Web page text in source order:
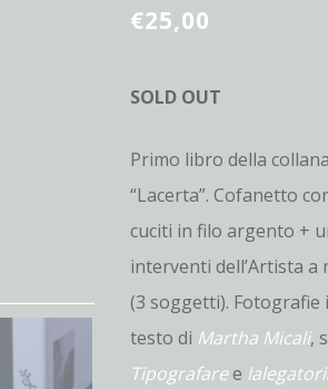
€25,00
SOLD OUT
Primo libro della
“Lacerta”. Cofanetto
cuciti in filo argento +
interventi dell’Artista a
(3 soggetti). Fotografie
testo di Martha Micali,
Tipografaree